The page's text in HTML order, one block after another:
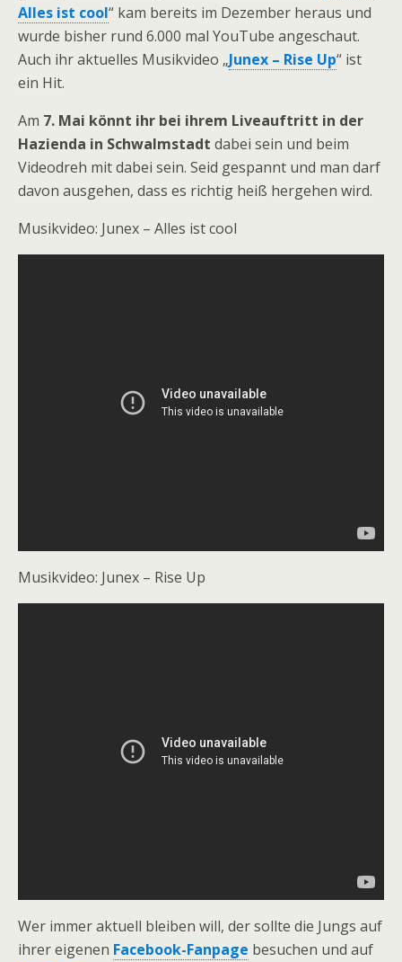
Alles ist cool“ kam bereits im Dezember heraus und
wurde bisher rund 6.000 mal YouTube angeschaut.
Auch ihr aktuelles Musikvideo „Junex – Rise Up“ ist
ein Hit.
Am 7. Mai könnt ihr bei ihrem Liveauftritt in der
Hazienda in Schwalmstadt dabei sein und beim
Videodreh mit dabei sein. Seid gespannt und man darf
davon ausgehen, dass es richtig heiß hergehen wird.
Musikvideo: Junex – Alles ist cool
Musikvideo: Junex – Rise Up
Wer immer aktuell bleiben will, der sollte die Jungs auf
ihrer eigenen Facebook-Fanpage besuchen und auf